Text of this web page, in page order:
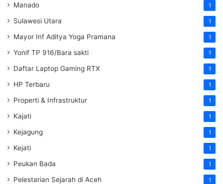
Manado 1
Sulawesi Utara 1
Mayor Inf Aditya Yoga Pramana 1
Yonif TP 916/Bara sakti 1
Daftar Laptop Gaming RTX 1
HP Terbaru 1
Properti & Infrastruktur 1
Kajati 1
Kejagung 1
Kejati 1
Peukan Bada 1
Pelestarian Sejarah di Aceh 1